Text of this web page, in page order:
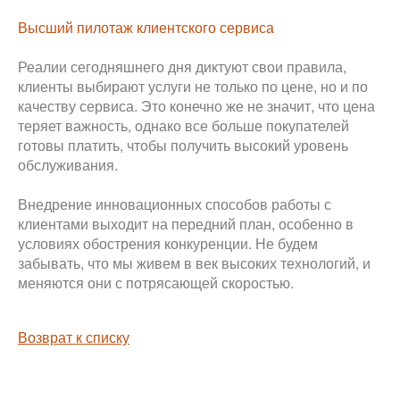
Высший пилотаж клиентского сервиса
Реалии сегодняшнего дня диктуют свои правила,
клиенты выбирают услуги не только по цене, но и по
качеству сервиса. Это конечно же не значит, что цена
теряет важность, однако все больше покупателей
готовы платить, чтобы получить высокий уровень
обслуживания.
Внедрение инновационных способов работы с
клиентами выходит на передний план, особенно в
условиях обострения конкуренции. Не будем
забывать, что мы живем в век высоких технологий, и
меняются они с потрясающей скоростью.
Возврат к списку